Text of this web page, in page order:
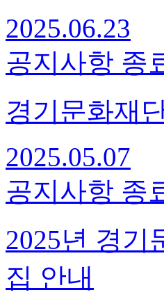
2025.06.23
공지사항 종
경기문화재
2025.05.07
공지사항 종
2025년 경기
집 안내